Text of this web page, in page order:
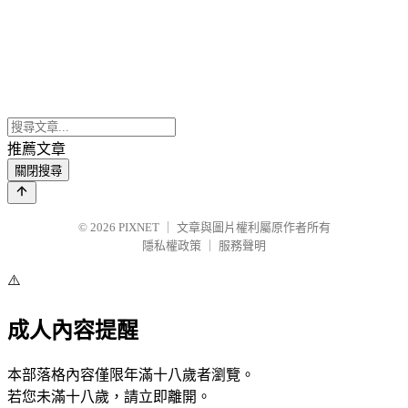
推薦文章
關閉搜尋
© 2026 PIXNET
文章與圖片權利屬原作者所有
隱私權政策
服務聲明
⚠️
成人內容提醒
本部落格內容僅限年滿十八歲者瀏覽。
若您未滿十八歲，請立即離開。